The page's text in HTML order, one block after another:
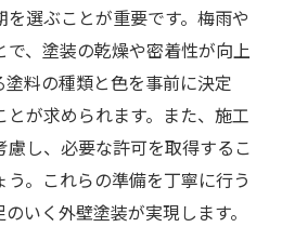
選ぶことが重要です。梅雨や
、塗装の乾燥や密着性が向上
塗料の種類と色を事前に決定
とが求められます。また、施工
し、必要な許可を取得するこ
。これらの準備を丁寧に行う
いく外壁塗装が実現します。